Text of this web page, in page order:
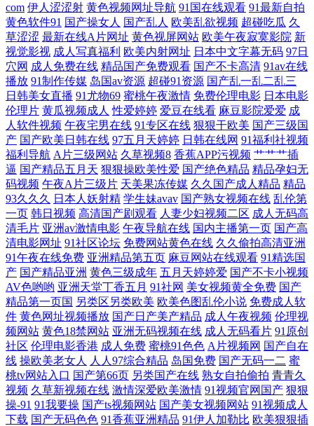
久激情 99日本精 黄色视屏网站 日韩亚洲一区图 91社区成人在线 国产在线
码超 日本三片高清在线观看 在线视频免费区 国产精品亚洲精品久久久久
欧美一区二区三区不卡 亚洲日本国产综合网 厨房玩弄人 免费v片在线a 香
蕉视频在线网站 俺去也av 久草在线资源网 丝袜美腿亚洲一 91精品电影 国
永久视频 日韩成人综合网 56我乐网 国产午夜视频在线观看 日本精品第一
视频在线 在线播放免费高清电视剧 国产黑料zcm 欧美亚洲电 亚洲天码中
字 东方成人AV综合 能看见逼的一级小电 亚洲精品欧美 电家庭影院午 免
费看黄在线观看 亚洲日韩一区二区在线 豆花AV在视 免费在线观看黄 杨幂
精品国产福 国产mv在线观看免费 欧美极品一区 亚洲欧美成 成人污视频在
线观看 97精品电影网 黄色电影视频网 色色五月天 51性爰视频 国产系列精
品视频 日本吻胸视频成人A片无码 在线亚洲中文精品 国产偷国产偷 日本
高清中 在线观看生活 国产精品污 欧美性爱综合楼 亚洲色图20p 高清电影
com 伊人涩涩射 黄色视频网址导航 91国在线观看 91最新自拍
黄色软件91 国产操女人 国产乱人 欧美乱欲视频 超碰吃瓜 久
草涩涩 最新在线A片网址 黄色视屏网站 欧美午夜寂寞影院 新
视觉影视 成人写真福利 欧美内射网址 日本中文字幕无码 97日
穴网 成人免费在线 精品国产免费观看 国产不卡高清 91av在线
播放 91制作传媒 岛国av资源 超碰91资源 国产乱一乱二乱三
日韩美女直播 91尤物69 蜜桃午夜激情 免费伦理电影 日本电影
伦理片 黄瓜视频成人 性爱婷婷 爱豆在线看 麻豆影院爱爱 成
人软件视频 午夜宅男在线 91专区在线 狠狠干欧美 国产三级国
产 国产欧美日韩在线 97五月天婷婷 日韩在线网 91福利社视频
福利导航 A片三级网站 久草视频8 香蕉APP污视频 艹艹艹插
逼 国产精品五月天 狠狠操欧美性爱 国产绝色精品 精品孕妇无
码视频 午夜A片三级片 天美果冻传媒 久久国产成人精品 精品
93久久久
日本人妖射精 学生妹avav 国产熟女视频在线 乱伦第
一页 韩日视频 高清国产剧观看 人妻少妇视频二区 成人无码高
清毛片 亚洲av激情电影 午夜导航在线 国内主播第一页 国产高
清电影网址 91社区论坛 免费网站黄色在线 久久偷拍高清亚洲
91午夜在线免费 亚洲精品第五页 麻豆网站在线观看 91精选国
产 国产精品亚洲 黄色三级成年 五月天婷婷爱 国产不卡小视频
AV色哟哟 亚洲天堂丁香五月 91社网 美女视频黄全免费 国产
精品第一页国 另类区另类欧美 欧美色图乱伦小说 免费成人软
件 黄色网址视频播放 国产日产美产精品 成人午夜视频 伦理视
频网站 黄色18禁网站 亚洲无码视频在线 成人无码看片 91原创
社区 伦理电影香港 成人免费 蜜桃91色色 A片视频网 国产自在
线 操欧美老女人 人人97综合精品 岛国免费 国产无码一二 蜜
桃tv网站入口 国产第66页 另类国产在线 熟女自拍偷拍 青青久
视频 久草新视频在线 激情深爱欧美激情 91视频官网国产 狠狠
操-91 91我要操 国产ts视频网站 国产美女视频网站 91视频成人
下载 国产无码色色 91香蕉亚洲精品 91伊人加勒比 欧美狠狠插